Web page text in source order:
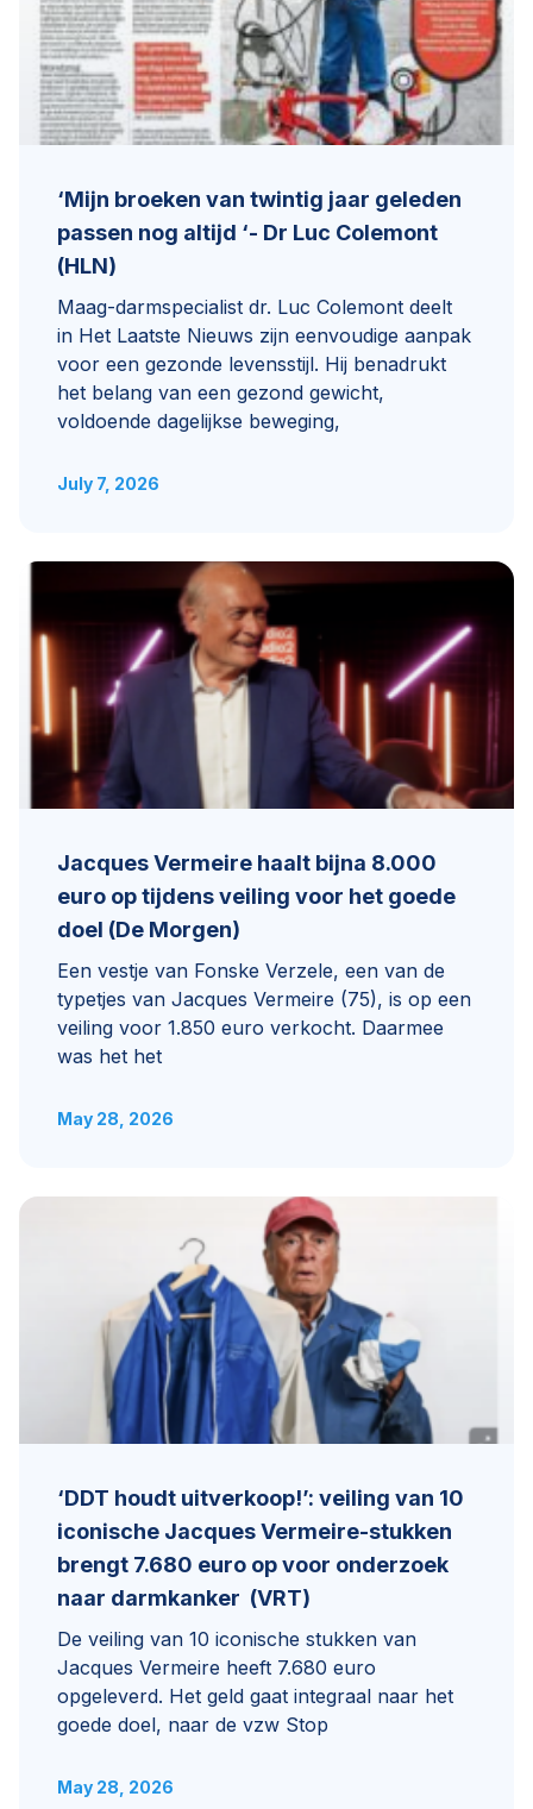
‘Mijn broeken van twintig jaar geleden
passen nog altijd ‘- Dr Luc Colemont
(HLN)
Maag-darmspecialist dr. Luc Colemont deelt
in Het Laatste Nieuws zijn eenvoudige aanpak
voor een gezonde levensstijl. Hij benadrukt
het belang van een gezond gewicht,
voldoende dagelijkse beweging,
July 7, 2026
Jacques Vermeire haalt bijna 8.000
euro op tijdens veiling voor het goede
doel (De Morgen)
Een vestje van Fonske Verzele, een van de
typetjes van Jacques Vermeire (75), is op een
veiling voor 1.850 euro verkocht. Daarmee
was het het
May 28, 2026
‘DDT houdt uitverkoop!’: veiling van 10
iconische Jacques Vermeire-stukken
brengt 7.680 euro op voor onderzoek
naar darmkanker (VRT)
De veiling van 10 iconische stukken van
Jacques Vermeire heeft 7.680 euro
opgeleverd. Het geld gaat integraal naar het
goede doel, naar de vzw Stop
May 28, 2026